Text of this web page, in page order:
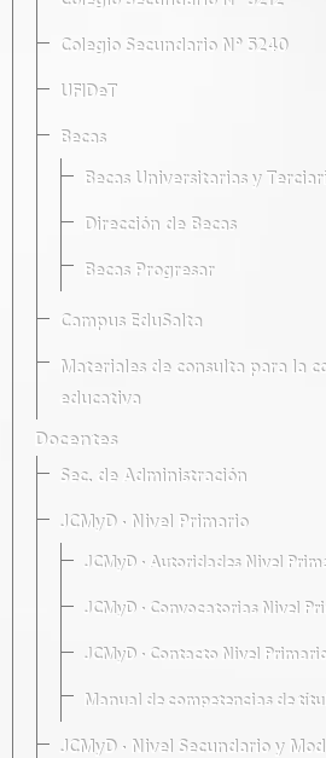
Colegio Secundario Nº 5240
UFIDeT
Becas
Becas Universitarias y
Dirección de Becas
Becas Progresar
Campus EduSalta
Materiales de consulta para la
educativa
Docentes
Sec. de Administración
JCMyD · Nivel Primario
JCMyD · Autoridades Nivel
JCMyD · Convocatorias Nivel
JCMyD · Contacto Nivel
Manual de competencias de
JCMyD · Nivel Secundario y